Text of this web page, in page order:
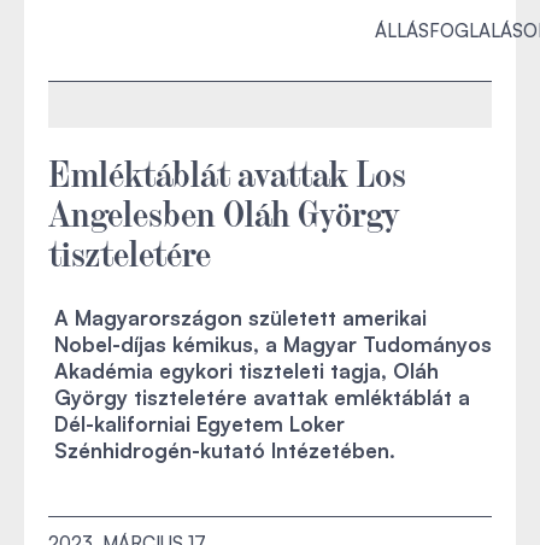
Emléktáblát avattak Los
Angelesben Oláh György
tiszteletére
A Magyarországon született amerikai
Nobel-díjas kémikus, a Magyar Tudományos
Akadémia egykori tiszteleti tagja, Oláh
György tiszteletére avattak emléktáblát a
Dél-kaliforniai Egyetem Loker
Szénhidrogén-kutató Intézetében.